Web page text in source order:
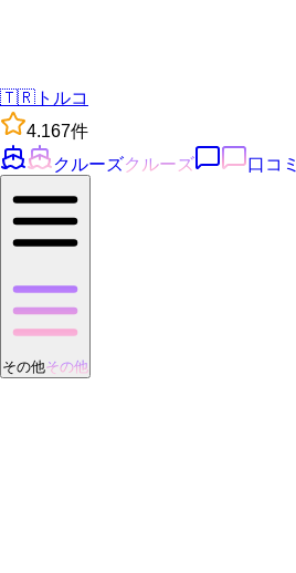
🇹🇷 トルコ
4.167件
クルーズクルーズ 口コミ
その他その他